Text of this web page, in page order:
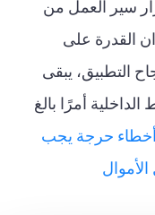
سير العمل من
القدرة على
التطبيق، يبقى
أمرًا بالغ
5 أخطاء حرجة يجب